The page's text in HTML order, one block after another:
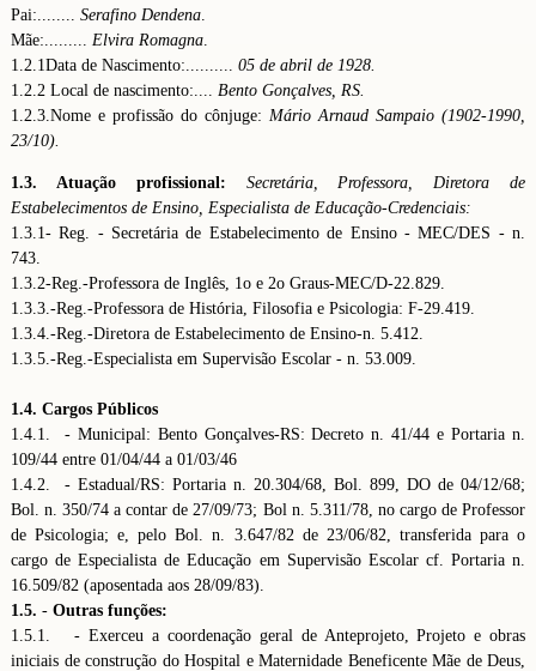
Pai:........ Serafino Dendena.
Mãe:......... Elvira Romagna.
1.2.1Data de Nascimento:.......... 05 de abril de 1928.
1.2.2 Local de nascimento:.... Bento Gonçalves, RS.
1.2.3.Nome e profissão do cônjuge: Mário Arnaud Sampaio (1902-1990,
23/10).
1.3. Atuação profissional: Secretária, Professora, Diretora de
Estabelecimentos de Ensino, Especialista de Educação-Credenciais:
1.3.1- Reg. - Secretária de Estabelecimento de Ensino - MEC/DES - n.
743.
1.3.2-Reg.-Professora de Inglês, 1o e 2o Graus-MEC/D-22.829.
1.3.3.-Reg.-Professora de História, Filosofia e Psicologia: F-29.419.
1.3.4.-Reg.-Diretora de Estabelecimento de Ensino-n. 5.412.
1.3.5.-Reg.-Especialista em Supervisão Escolar - n. 53.009.
1.4. Cargos Públicos
1.4.1. - Municipal: Bento Gonçalves-RS: Decreto n. 41/44 e Portaria n.
109/44 entre 01/04/44 a 01/03/46
1.4.2. - Estadual/RS: Portaria n. 20.304/68, Bol. 899, DO de 04/12/68;
Bol. n. 350/74 a contar de 27/09/73; Bol n. 5.311/78, no cargo de Professor
de Psicologia; e, pelo Bol. n. 3.647/82 de 23/06/82, transferida para o
cargo de Especialista de Educação em Supervisão Escolar cf. Portaria n.
16.509/82 (aposentada aos 28/09/83).
1.5. - Outras funções:
1.5.1. - Exerceu a coordenação geral de Anteprojeto, Projeto e obras
iniciais de construção do Hospital e Maternidade Beneficente Mãe de Deus,